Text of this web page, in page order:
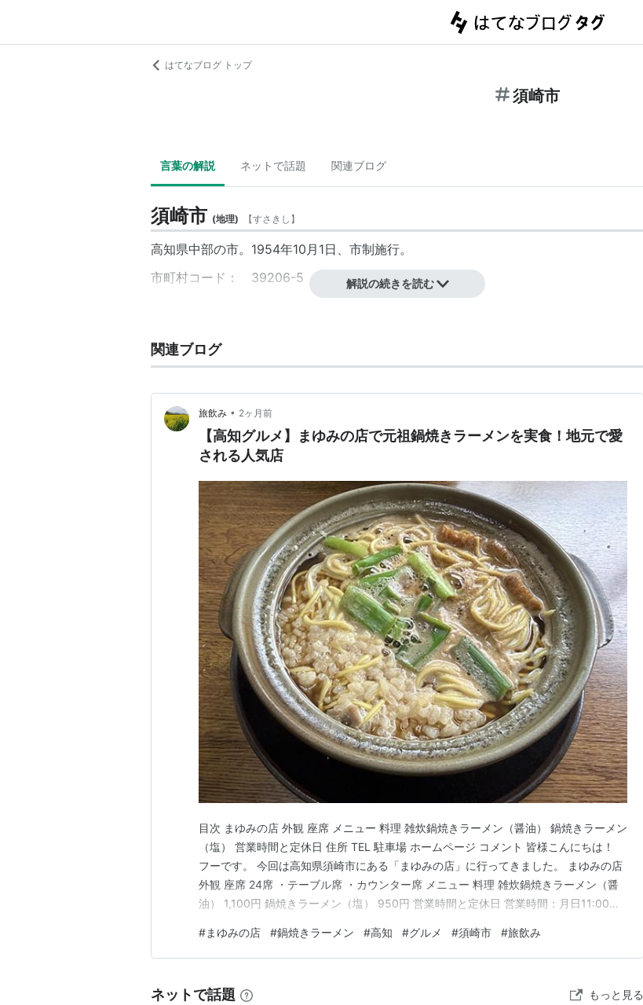
はてなブログ トップ
須崎市
言葉の解説 ネットで話題 関連ブログ
須崎市 (地理) 【すさきし 】
高知県中部の市。1954年10月1日、市制施行。
市町村コード： 39206-5
解説の続きを読む
関連ブログ
旅飲み • 2ヶ月前
【高知グルメ】まゆみの店で元祖鍋焼きラーメンを実食！地元で愛
される人気店
目次 まゆみの店 外観 座席 メニュー 料理 雑炊鍋焼きラーメン（醤油） 鍋焼きラーメン
（塩） 営業時間と定休日 住所 TEL 駐車場 ホームページ コメント 皆様こんにちは！
フーです。 今回は高知県須崎市にある「まゆみの店」に行ってきました。 まゆみの店
外観 座席 24席 ・テーブル席 ・カウンター席 メニュー 料理 雑炊鍋焼きラーメン（醤
油） 1,100円 鍋焼きラーメン（塩） 950円 営業時間と定休日 営業時間：月日11:00～
9026 駐車場 有り ＊お店から道路を渡…
#まゆみの店 #鍋焼きラーメン #高知 #グルメ #須崎市 #旅飲み
ネットで話題 もっと見る